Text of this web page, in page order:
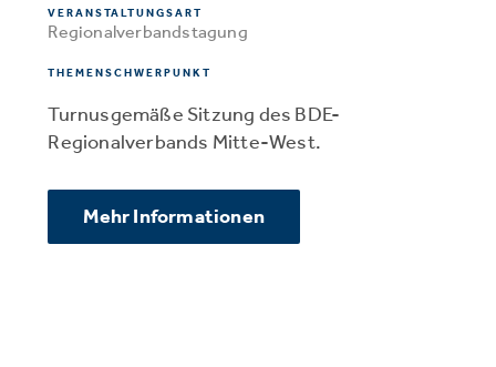
VERANSTALTUNGSART
Regionalverbandstagung
THEMENSCHWERPUNKT
Turnusgemäße Sitzung des BDE-
Regionalverbands Mitte-West.
Mehr Informationen